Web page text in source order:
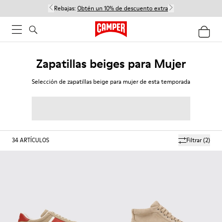
Rebajas: Obtén un 10% de descuento extra
Zapatillas beiges para Mujer
Selección de zapatillas beige para mujer de esta temporada
Filtrar(2)
34ARTÍCULOS